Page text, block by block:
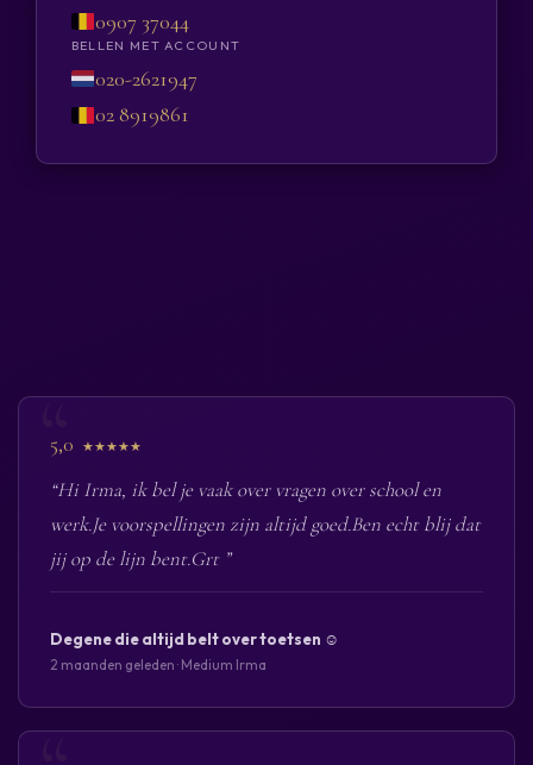
0907 37044
BELLEN MET ACCOUNT
020-2621947
02 8919861
5,0 ★★★★★
“Hi Irma, ik bel je vaak over vragen over school en
werk.Je voorspellingen zijn altijd goed.Ben echt blij dat
jij op de lijn bent.Grt ”
Degene die altijd belt over toetsen ☺️
2 maanden geleden · Medium Irma